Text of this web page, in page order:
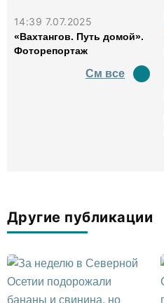
14:39 7.07.2025
«Вахтангов. Путь домой».
Фоторепортаж
См все
Другие публикации